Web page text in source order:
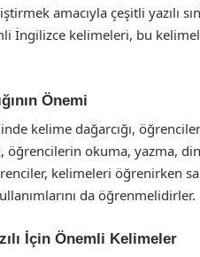
amacıyla çeşitli yazılı
İngilizce kelimeleri, bu
Önemi
kelime dağarcığı,
öğrencilerin okuma, yazma,
kelimeleri öğrenirken
da öğrenmelidirler.
İçin Önemli Kelimeler